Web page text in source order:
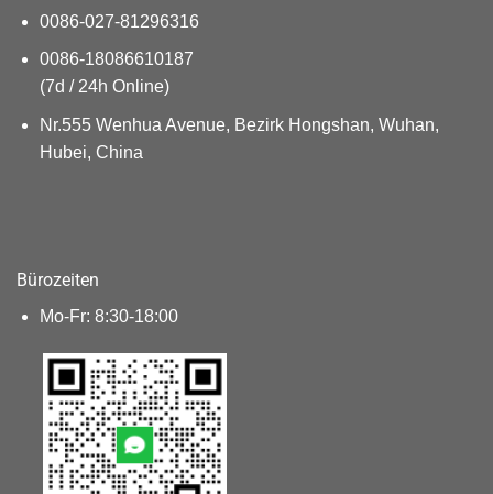
0086-027-81296316
0086-18086610187
(7d / 24h Online)
Nr.555 Wenhua Avenue, Bezirk Hongshan, Wuhan,
Hubei, China
Bürozeiten
Mo-Fr: 8:30-18:00